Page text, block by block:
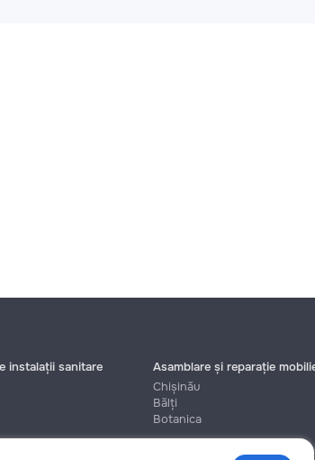
instalații sanitare
Asamblare și reparație
Chișinău
Bălți
Botanica